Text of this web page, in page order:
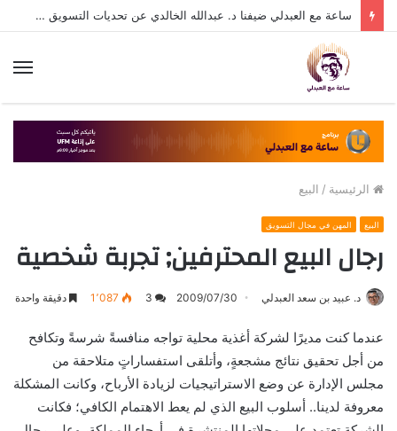
ساعة مع العبدلي ضيفنا د. عبدالله الخالدي عن تحديات التسويق في القطاع الثالث مع د. عبيد العبدلي
الرئيسية / البيع
البيع المهن في مجال التسويق
رجال البيع المحترفين; تجربة شخصية
د. عبيد بن سعد العبدلي 2009/07/30
3 1٬087 دقيقة واحدة
عندما كنت مديرًا لشركة أغذية محلية تواجه منافسةً شرسةً وتكافح
من أجل تحقيق نتائج مشجعةٍ، وأتلقى استفساراتٍ متلاحقة من
مجلس الإدارة عن وضع الاستراتيجيات لزيادة الأرباح، وكانت المشكلة
معروفة لدينا.. أسلوب البيع الذي لم يعط الاهتمام الكافي؛ فكانت